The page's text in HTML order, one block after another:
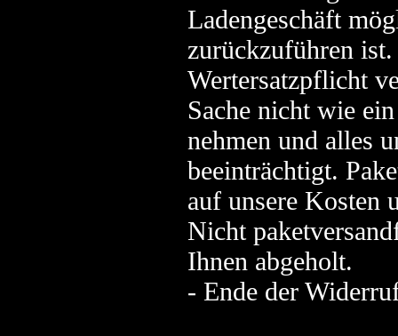
Ladengeschäft
zurückzuführen
Wertersatzpflicht
Sache nicht wie
nehmen und alles
beeinträchtigt.
auf unsere Kosten
Nicht
Ihnen abgeholt.
- Ende der